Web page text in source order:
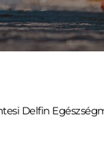
Delfin